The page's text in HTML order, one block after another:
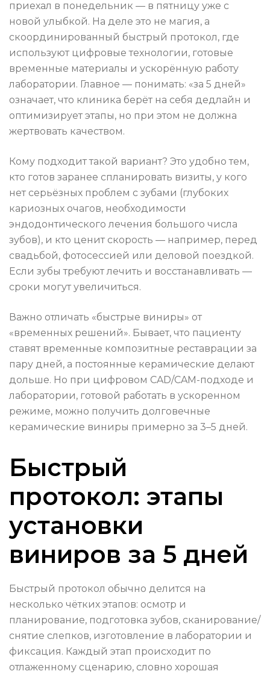
приехал в понедельник — в пятницу уже с
новой улыбкой. На деле это не магия, а
скоординированный быстрый протокол, где
используют цифровые технологии, готовые
временные материалы и ускорённую работу
лаборатории. Главное — понимать: «за 5 дней»
означает, что клиника берёт на себя дедлайн и
оптимизирует этапы, но при этом не должна
жертвовать качеством.
Кому подходит такой вариант? Это удобно тем,
кто готов заранее спланировать визиты, у кого
нет серьёзных проблем с зубами (глубоких
кариозных очагов, необходимости
эндодонтического лечения большого числа
зубов), и кто ценит скорость — например, перед
свадьбой, фотосессией или деловой поездкой.
Если зубы требуют лечить и восстанавливать —
сроки могут увеличиться.
Важно отличать «быстрые виниры» от
«временных решений». Бывает, что пациенту
ставят временные композитные реставрации за
пару дней, а постоянные керамические делают
дольше. Но при цифровом CAD/CAM-подходе и
лаборатории, готовой работать в ускоренном
режиме, можно получить долговечные
керамические виниры примерно за 3–5 дней.
Быстрый
протокол: этапы
установки
виниров за 5 дней
Быстрый протокол обычно делится на
несколько чётких этапов: осмотр и
планирование, подготовка зубов, сканирование/
снятие слепков, изготовление в лаборатории и
фиксация. Каждый этап происходит по
отлаженному сценарию, словно хорошая